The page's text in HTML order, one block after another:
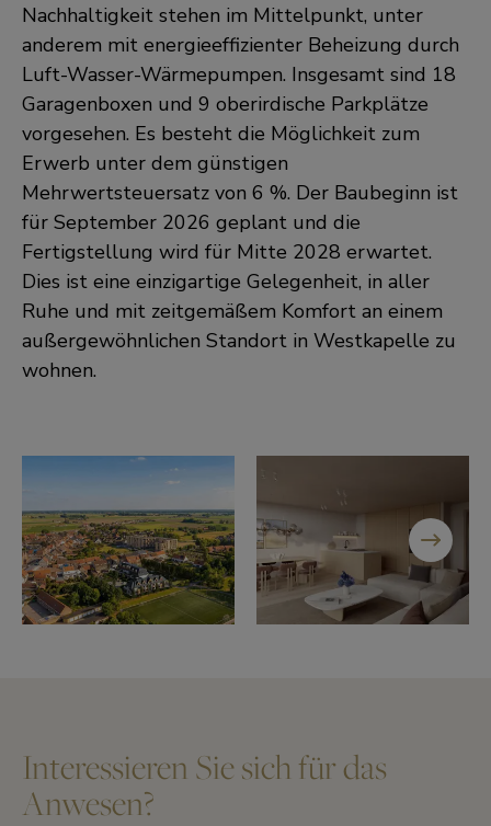
Nachhaltigkeit stehen im Mittelpunkt, unter
anderem mit energieeffizienter Beheizung durch
Luft-Wasser-Wärmepumpen. Insgesamt sind 18
Garagenboxen und 9 oberirdische Parkplätze
vorgesehen. Es besteht die Möglichkeit zum
Erwerb unter dem günstigen
Mehrwertsteuersatz von 6 %. Der Baubeginn ist
für September 2026 geplant und die
Fertigstellung wird für Mitte 2028 erwartet.
Dies ist eine einzigartige Gelegenheit, in aller
Ruhe und mit zeitgemäßem Komfort an einem
außergewöhnlichen Standort in Westkapelle zu
wohnen.
Interessieren Sie sich für das
Anwesen?